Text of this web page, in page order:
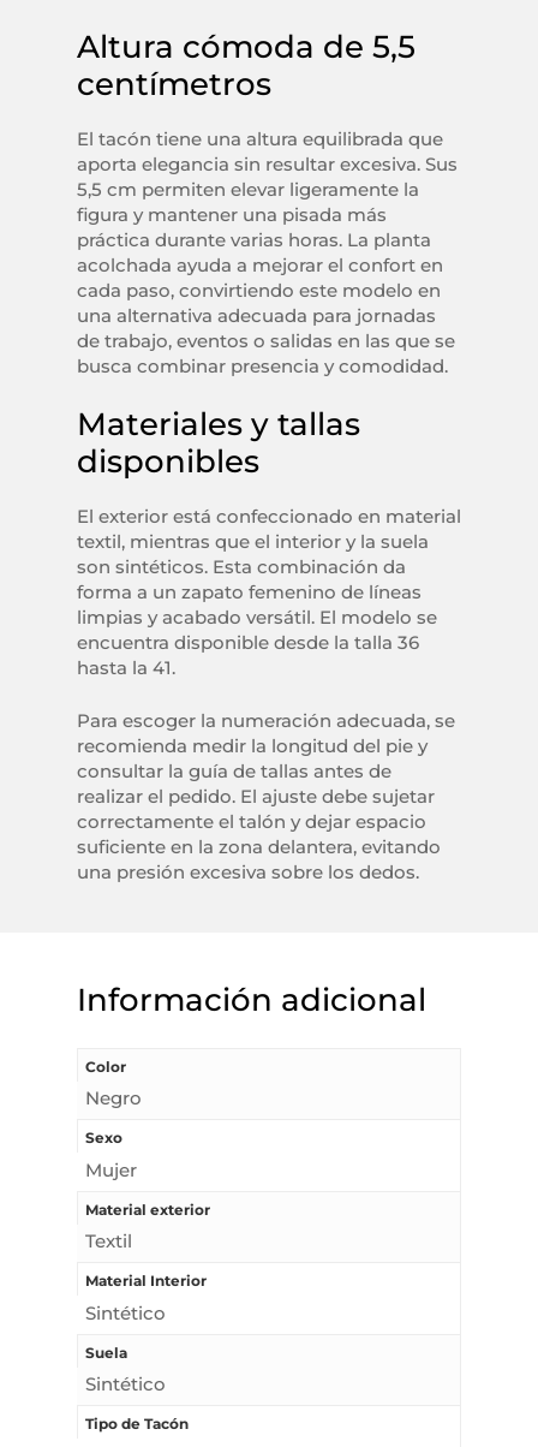
Altura cómoda de 5,5
centímetros
El tacón tiene una altura equilibrada que
aporta elegancia sin resultar excesiva. Sus
5,5 cm permiten elevar ligeramente la
figura y mantener una pisada más
práctica durante varias horas. La planta
acolchada ayuda a mejorar el confort en
cada paso, convirtiendo este modelo en
una alternativa adecuada para jornadas
de trabajo, eventos o salidas en las que se
busca combinar presencia y comodidad.
Materiales y tallas
disponibles
El exterior está confeccionado en material
textil, mientras que el interior y la suela
son sintéticos. Esta combinación da
forma a un zapato femenino de líneas
limpias y acabado versátil. El modelo se
encuentra disponible desde la talla 36
hasta la 41.
Para escoger la numeración adecuada, se
recomienda medir la longitud del pie y
consultar la guía de tallas antes de
realizar el pedido. El ajuste debe sujetar
correctamente el talón y dejar espacio
suficiente en la zona delantera, evitando
una presión excesiva sobre los dedos.
Información adicional
Color
Negro
Sexo
Mujer
Material exterior
Textil
Material Interior
Sintético
Suela
Sintético
Tipo de Tacón